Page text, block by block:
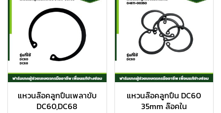
แหวนล๊อคลูกปืนเพลาขับ
DC60,DC68
แหวนล๊อคลูกปืน DC60
35mm ล๊อคใน